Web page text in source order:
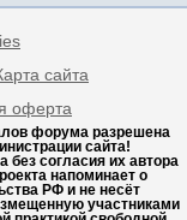
сайта
оферта